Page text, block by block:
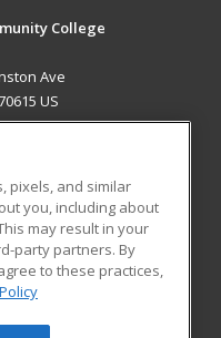
College
Ave
US
Blog
pixels, and similar
you, including about
may result in your
party partners. By
to these practices,